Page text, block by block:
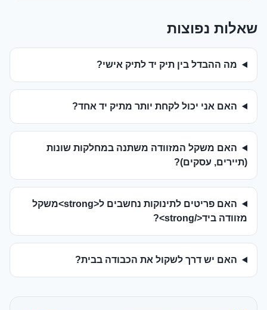
שאלות נפוצות
מה ההבדל בין תיק יד לתיק אישי?
האם אני יכול לקחת יותר מתיק יד אחד?
האם משקל המזוודה משתנה במחלקות שונות
(תיירים, עסקים)?
האם פריטים לתינוקות נחשבים ל<strong>משקל
מזוודה ביד</strong>?
האם יש דרך לשקול את הכבודה בבית?